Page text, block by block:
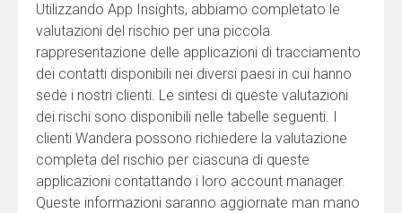
Utilizzando App Insights, abbiamo completato le
valutazioni del rischio per una piccola
rappresentazione delle applicazioni di tracciamento
dei contatti disponibili nei diversi paesi in cui hanno
sede i nostri clienti. Le sintesi di queste valutazioni
dei rischi sono disponibili nelle tabelle seguenti. I
clienti Wandera possono richiedere la valutazione
completa del rischio per ciascuna di queste
applicazioni contattando i loro account manager.
Queste informazioni saranno aggiornate man mano